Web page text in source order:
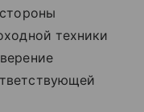
техники